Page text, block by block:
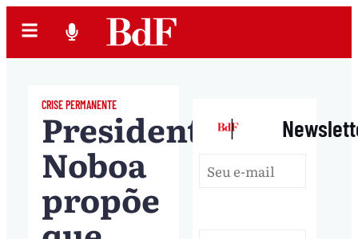
CRISE PERMANENTE
Presidente
Noboa
propõe
|